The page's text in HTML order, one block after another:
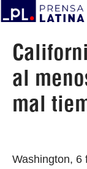
al
mal
Washington, 6